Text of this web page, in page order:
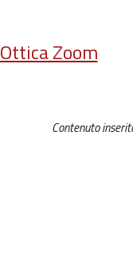
Ottica Zoom
Contenuto